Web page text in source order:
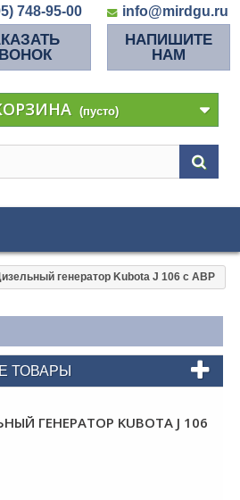
748-95-00 info@mirdgu.ru
НАПИШИТЕ
НАМ
(пусто)
генератор Kubota J 106 с АВР
ТОВАРЫ
ГЕНЕРАТОР KUBOTA J 106